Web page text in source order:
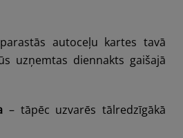
autoceļu kartes tavā
uzņemtas diennakts gaišajā
– tāpēc uzvarēs tālredzīgākā